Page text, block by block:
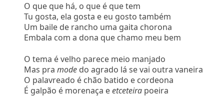
O que que há, o que é que tem
Tu gosta, ela gosta e eu gosto também
Um baile de rancho uma gaita chorona
Embala com a dona que chamo meu bem
O tema é velho parece meio manjado
Mas pramode do agrado lá se vai outra vaneira
O palavreado é chão batido e cordeona
É galpão é morenaça eetceteira poeira